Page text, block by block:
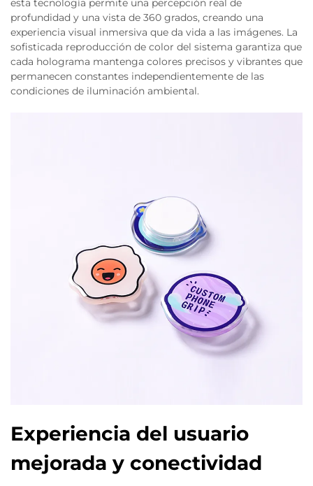
esta tecnología permite una percepción real de
profundidad y una vista de 360 grados, creando una
experiencia visual inmersiva que da vida a las imágenes. La
sofisticada reproducción de color del sistema garantiza que
cada holograma mantenga colores precisos y vibrantes que
permanecen constantes independientemente de las
condiciones de iluminación ambiental.
Experiencia del usuario
mejorada y conectividad